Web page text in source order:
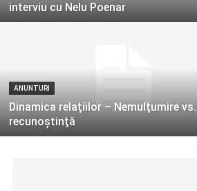
interviu cu Nelu Poenar
ANUNTURI
Dinamica relaţiilor – Nemulţumire vs.
recunoştinţă